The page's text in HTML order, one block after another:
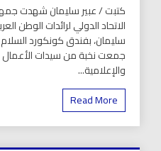
كتبت / عبير سليمان شهدت
الاتحاد الدولي لرائدات الوطن
سليمان، بفندق كونكورد
جمعت نخبة من سيدات
والإعلامية...
Read More